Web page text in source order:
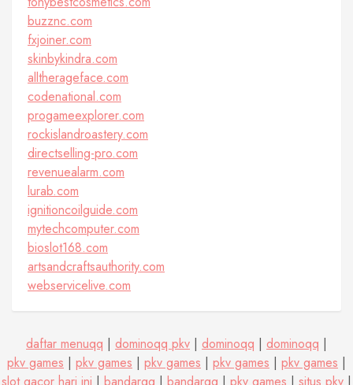
buzznc.com
fxjoiner.com
skinbykindra.com
alltherageface.com
codenational.com
progameexplorer.com
rockislandroastery.com
directselling-pro.com
revenuealarm.com
lurab.com
ignitioncoilguide.com
mytechcomputer.com
bioslot168.com
artsandcraftsauthority.com
webservicelive.com
daftar menuqq | dominoqq pkv | dominoqq | dominoqq |
pkv games | pkv games | pkv games | pkv games | pkv games |